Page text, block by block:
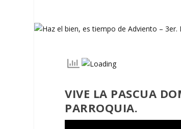
VIVE LA PASCUA
PARROQUIA.